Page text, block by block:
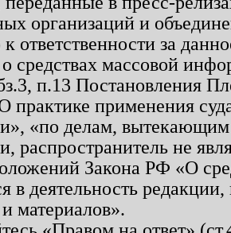
организаций и
ответственности за
средствах массовой
п.13 Постановления
практике применения
«по делам, вытекающим
распространитель не
Закона РФ «О
в деятельность
материалов».